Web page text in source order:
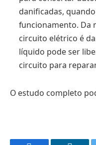
danificadas,
funcionamento. Da
circuito elétrico é
líquido pode ser
circuito para
O estudo completo